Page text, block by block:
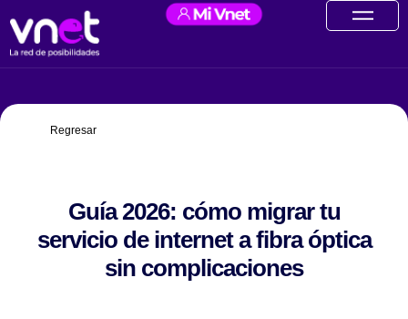
Regresar
Guía 2026: cómo migrar tu
servicio de internet a fibra óptica
sin complicaciones